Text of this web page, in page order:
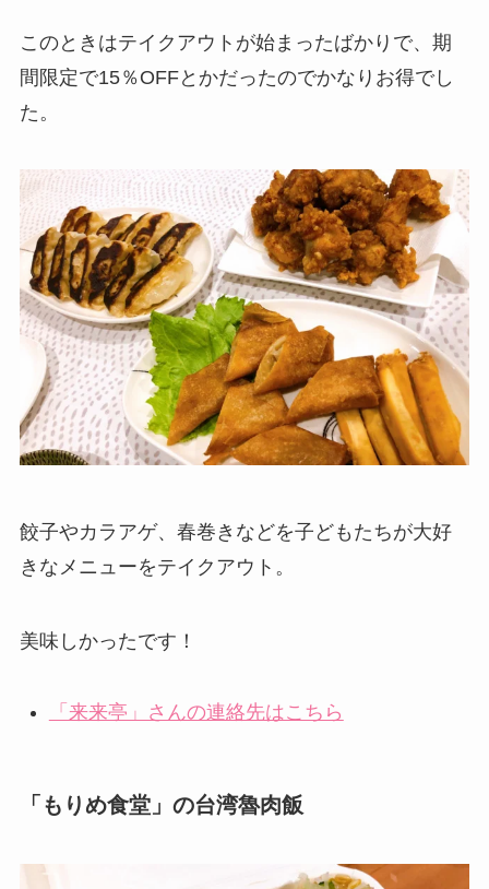
このときはテイクアウトが始まったばかりで、期
間限定で15％OFFとかだったのでかなりお得でし
た。
餃子やカラアゲ、春巻きなどを子どもたちが大好
きなメニューをテイクアウト。
美味しかったです！
「来来亭」さんの連絡先はこちら
「もりめ食堂」の台湾魯肉飯